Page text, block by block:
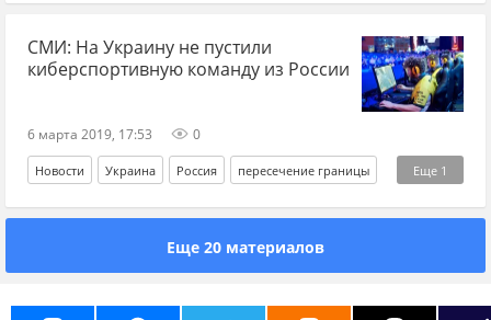
СМИ: На Украину не пустили
киберспортивную команду из России
6 марта 2019, 17:53 0
Еще 1
Новости Украина Россия пересечение границы
киберспорт
Еще 20 материалов